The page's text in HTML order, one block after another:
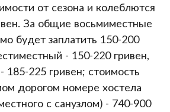
от сезона и колеблются
За общие восьмиместные
будет заплатить 150-200
- 150-220 гривен,
185-225 гривен; стоимость
дорогом номере хостела
с санузлом) - 740-900